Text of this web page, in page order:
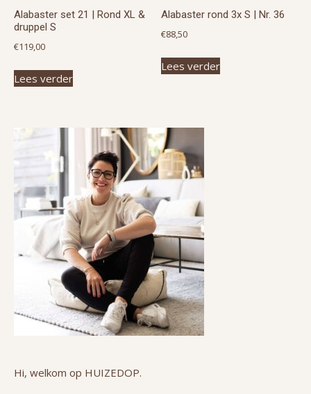
Alabaster set 21 | Rond XL &
druppel S
€119,00
Lees verder
Alabaster rond 3x S | Nr. 36
€88,50
Lees verder
Hi, welkom op HUIZEDOP.